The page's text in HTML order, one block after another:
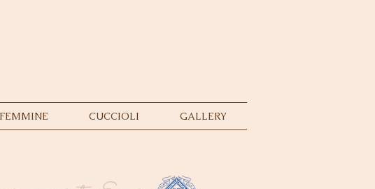
FEMMINE CUCCIOLI GALLERY